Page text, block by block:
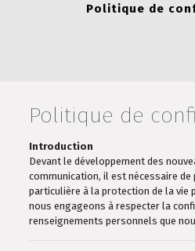
Politique de
Politique de
Introduction
Devant le développement des
communication, il est nécessaire
particulière à la protection de la vie
nous engageons à respecter la
renseignements personnels que